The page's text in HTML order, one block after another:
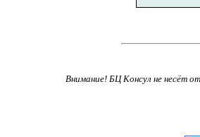
Внимание! БЦ Консул не несёт